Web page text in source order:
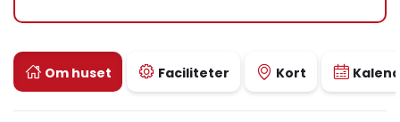
Om huset Faciliteter Kort